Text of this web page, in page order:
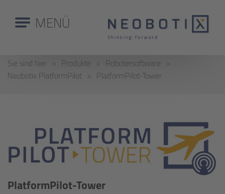
MENÜ
Sie sind hier Produkte
Robotersoftware
Neobotix PlatformPilot
PlatformPilot-Tower
PlatformPilot-Tower